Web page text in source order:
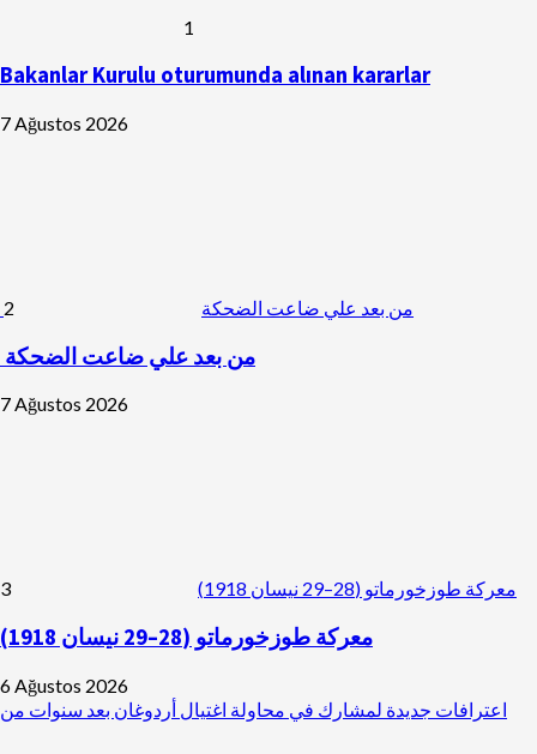
1
Bakanlar Kurulu oturumunda alınan kararlar
7 Ağustos 2026
من بعد علي ضاعت الضحكة 2
من بعد علي ضاعت الضحكة
7 Ağustos 2026
معركة طوزخورماتو (28–29 نيسان 1918) 3
معركة طوزخورماتو (28–29 نيسان 1918)
6 Ağustos 2026
اعترافات جديدة لمشارك في محاولة اغتيال أردوغان بعد سنوات من